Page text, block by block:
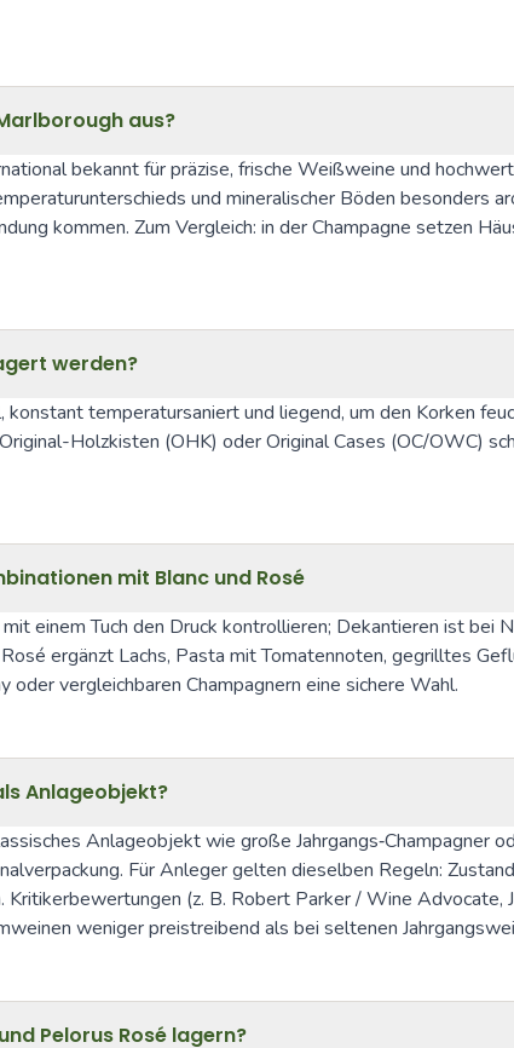
aus?
bekannt für präzise, frische Weißweine und
und mineralischer Böden besonders
kommen. Zum Vergleich: in der Champagne setzen
werden?
temperatursaniert und liegend, um den Korken
Holzkisten (OHK) oder Original Cases (OC/OWC)
mit Blanc und Rosé
einem Tuch den Druck kontrollieren; Dekantieren ist bei
ergänzt Lachs, Pasta mit Tomatennoten, gegrilltes
vergleichbaren Champagnern eine sichere Wahl.
Anlageobjekt?
Anlageobjekt wie große Jahrgangs‑Champagner
Für Anleger gelten dieselben Regeln:
(z. B. Robert Parker / Wine Advocate,
weniger preistreibend als bei seltenen
Pelorus Rosé lagern?